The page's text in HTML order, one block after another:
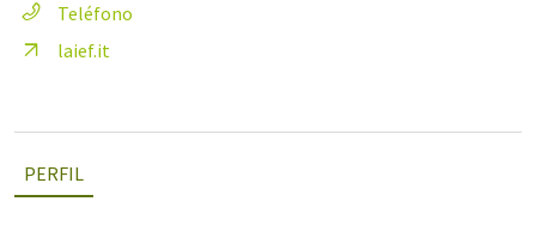
Teléfono
laief.it
PERFIL